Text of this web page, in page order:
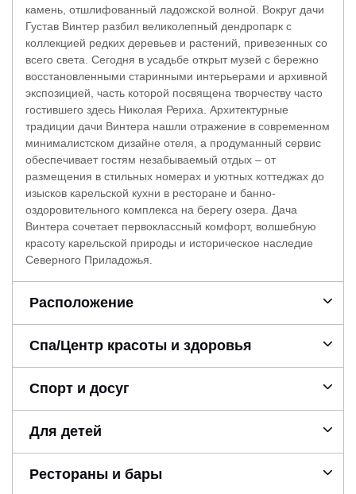
камень, отшлифованный ладожской волной. Вокруг дачи
Густав Винтер разбил великолепный дендропарк с
коллекцией редких деревьев и растений, привезенных со
всего света. Сегодня в усадьбе открыт музей с бережно
восстановленными старинными интерьерами и архивной
экспозицией, часть которой посвящена творчеству часто
гостившего здесь Николая Рериха. Архитектурные
традиции дачи Винтера нашли отражение в современном
минималистском дизайне отеля, а продуманный сервис
обеспечивает гостям незабываемый отдых – от
размещения в стильных номерах и уютных коттеджах до
изысков карельской кухни в ресторане и банно-
оздоровительного комплекса на берегу озера. Дача
Винтера сочетает первоклассный комфорт, волшебную
красоту карельской природы и историческое наследие
Северного Приладожья.
Расположение
Спа/Центр красоты и здоровья
Спорт и досуг
Для детей
Рестораны и бары